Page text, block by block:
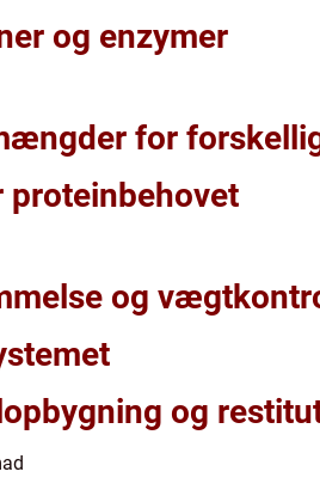
og enzymer
for
proteinbehovet
og
og